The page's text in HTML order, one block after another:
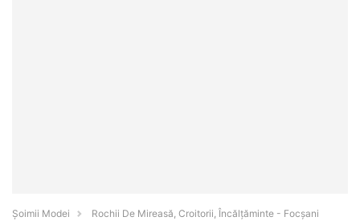
Șoimii Modei
Rochii De Mireasă, Croitorii, Încălțăminte - Focşani